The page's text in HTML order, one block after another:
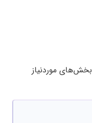
بخش‌های موردنیاز